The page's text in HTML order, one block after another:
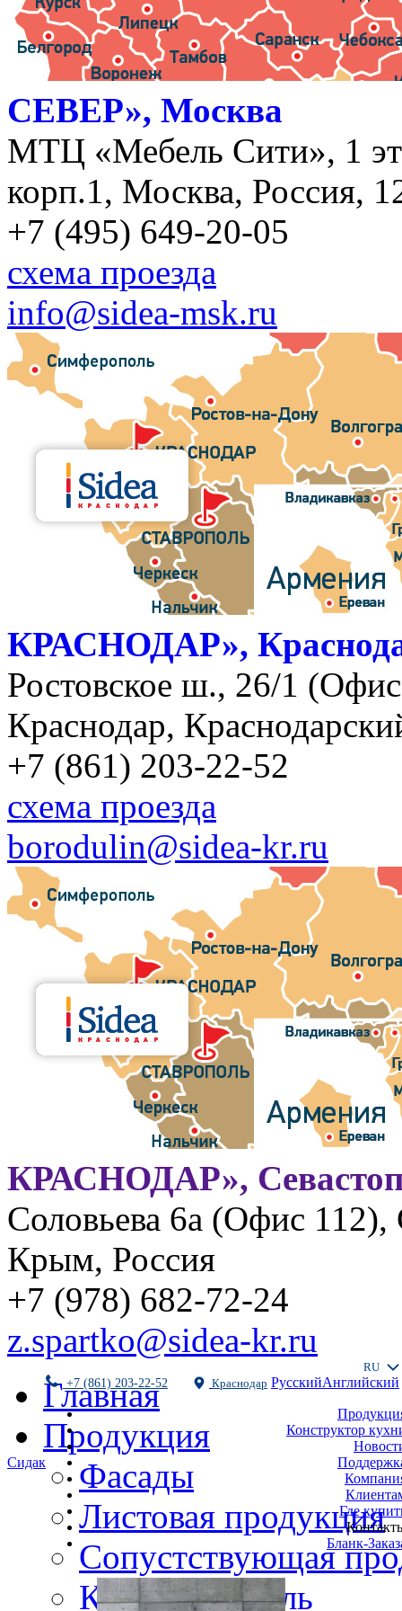
СЕВЕР», Москва
МТЦ «Мебель Сити», 1
корп.1, Москва, Россия,
+7 (495) 649-20-05
схема проезда
info@sidea-msk.ru
КРАСНОДАР»,
Ростовское ш., 26/1
Краснодар,
+7 (861) 203-22-52
схема проезда
borodulin@sidea-kr.ru
КРАСНОДАР»,
Соловьева 6а (Офис 112),
Крым, Россия
+7 (978) 682-72-24
z.spartko@sidea-kr.ru
Сидак
+7 (861) 203-22-52 Краснодар
RU
РусскийАнглийский
Конструктор
Где
Бланк-
Главная
Продукция
Фасады
Листовая продукция
Сопустствующая
Кухни и мебель